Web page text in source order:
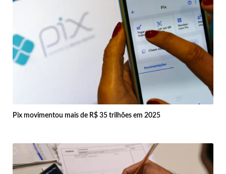
Pix movimentou mais de R$ 35 trilhões em 2025